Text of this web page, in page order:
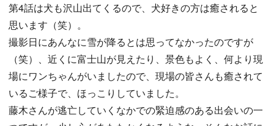
第4話は犬も沢山出てくるので、犬好きの方は癒されると
思います（笑）。
撮影日にあんなに雪が降るとは思ってなかったのですが
（笑）、近くに富士山が見えたり、景色もよく、何より現
場にワンちゃんがいましたので、現場の皆さんも癒されて
いるご様子で、ほっこりしていました。
藤木さんが逃亡していくなかでの緊迫感のある出会いの一